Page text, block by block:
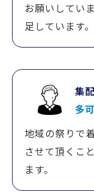
お願いしてい
足しています。
集
多
地域の祭りで
させて頂くこ
ます。